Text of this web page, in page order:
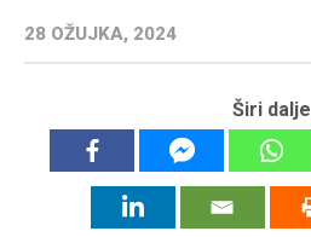
28 OŽUJKA, 2024
Širi dalje